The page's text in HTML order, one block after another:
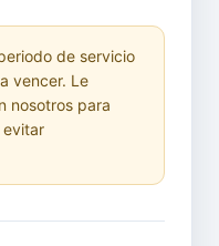
de servicio
vencer. Le
nosotros para
evitar